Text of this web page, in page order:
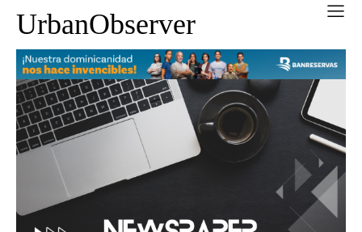
UrbanObserver